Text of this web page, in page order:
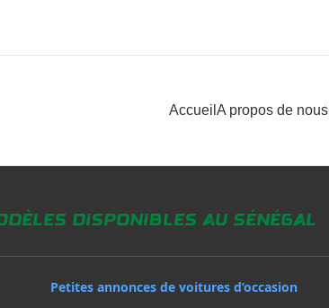
Accueil A propos de nous
disponibles au Sénégal
Petites annonces de voitures d’occasion